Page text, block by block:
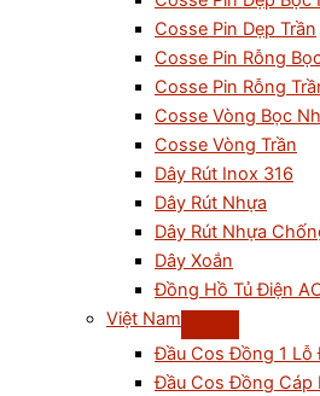
Cosse Pin Dẹp Trần
Cosse Pin Rỗng
Cosse Pin Rỗng
Cosse Vòng Bọc
Cosse Vòng Trần
Dây Rút Inox 316
Dây Rút Nhựa
Dây Rút Nhựa
Dây Xoắn
Đồng Hồ Tủ Điện
Việt Nam
Đầu Cos Đồng 1 Lỗ
Đầu Cos Đồng Cáp